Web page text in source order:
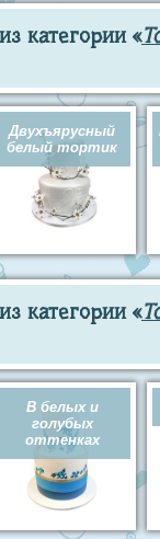
категории «
Двухъярусный
белый тортик
категории «
В белых и
голубых
оттенках